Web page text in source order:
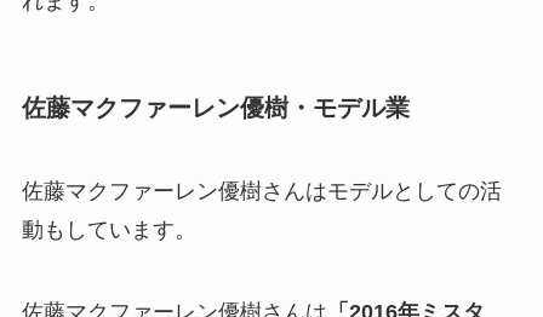
佐藤マクファーレン優樹・モデル業
佐藤マクファーレン優樹さんはモデルとしての活
動もしています。
佐藤マクファーレン優樹さんは 「2016年ミスタ